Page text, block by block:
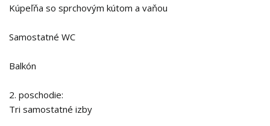
Kúpeľňa so sprchovým kútom a vaňou
Samostatné WC
Balkón
2. poschodie:
Tri samostatné izby